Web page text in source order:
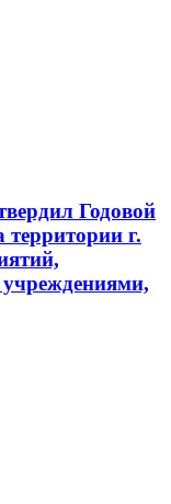
Годовой
г.